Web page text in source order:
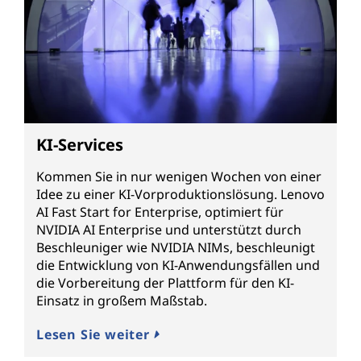
KI-Services
Kommen Sie in nur wenigen Wochen von einer
Idee zu einer KI-Vorproduktionslösung. Lenovo
AI Fast Start for Enterprise, optimiert für
NVIDIA AI Enterprise und unterstützt durch
Beschleuniger wie NVIDIA NIMs, beschleunigt
die Entwicklung von KI-Anwendungsfällen und
die Vorbereitung der Plattform für den KI-
Einsatz in großem Maßstab.
Lesen Sie weiter